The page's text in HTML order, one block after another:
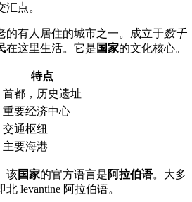
点。
的有人居住的城市之一。成立于数千
在这里生活。它是 国家的文化核心。
特点
首都，历史遗址
重要经济中心
交通枢纽
主要海港
该国家的官方语言是阿拉伯语。大多
levantine 阿拉伯语。